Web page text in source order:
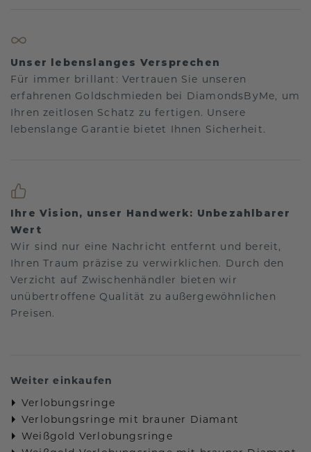
Unser lebenslanges Versprechen
Für immer brillant: Vertrauen Sie unseren
erfahrenen Goldschmieden bei DiamondsByMe, um
Ihren zeitlosen Schatz zu fertigen. Unsere
lebenslange Garantie bietet Ihnen Sicherheit.
Ihre Vision, unser Handwerk: Unbezahlbarer
Wert
Wir sind nur eine Nachricht entfernt und bereit,
Ihren Traum präzise zu verwirklichen. Durch den
Verzicht auf Zwischenhändler bieten wir
unübertroffene Qualität zu außergewöhnlichen
Preisen.
Weiter einkaufen
Verlobungsringe
Verlobungsringe mit brauner Diamant
Weißgold Verlobungsringe